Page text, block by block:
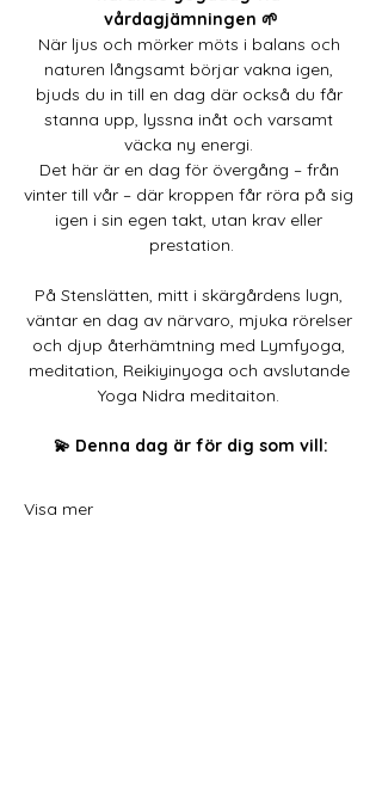
vårdagjämningen 🌱
När ljus och mörker möts i balans och
naturen långsamt börjar vakna igen,
bjuds du in till en dag där också du får
stanna upp, lyssna inåt och varsamt
väcka ny energi.
Det här är en dag för övergång – från
vinter till vår – där kroppen får röra på sig
igen i sin egen takt, utan krav eller
prestation.
På Stenslätten, mitt i skärgårdens lugn,
väntar en dag av närvaro, mjuka rörelser
och djup återhämtning med Lymfyoga,
meditation, Reikiyinyoga och avslutande
Yoga Nidra meditaiton.
💫 Denna dag är för dig som vill:
Visa mer